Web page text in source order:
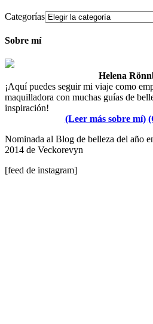
Categorías
Sobre mí
Helena
¡Aquí puedes seguir mi viaje como
maquilladora con muchas guías de
inspiración!
(Leer más sobre mí)
Nominada al Blog de belleza del año
2014 de Veckorevyn
[feed de instagram]